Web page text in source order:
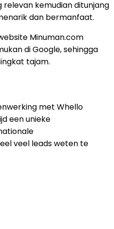
relevan kemudian ditunjang
dan bermanfaat.
Minuman.com
di Google, sehingga
tajam.
met Whello
een unieke
veel leads weten te